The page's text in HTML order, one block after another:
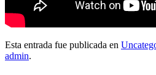
Esta entrada fue publicada en
admin.